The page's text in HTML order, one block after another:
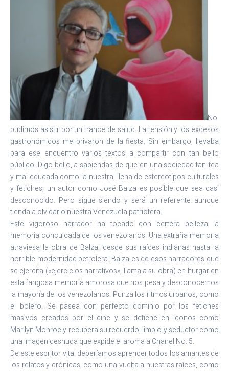
No
pudimos asistir por un trance de salud. La tensión y los excesos
gastronómicos me privaron de la fiesta. Sin embargo, llevaba
para ese encuentro varios textos a compartir con tan bello
público. Digo bello, a sabiendas de que en una sociedad tan fea
y mal educada como la nuestra, llena de estereotipos culturales
y fetiches, un autor como José Balza es posible que sea casi
desconocido. Pero sigue siendo y será un referente aunque
tienda a olvidarlo nuestra Venezuela patriotera.
Este vigoroso narrador ha tocado con certera belleza la
memoria conculcada de los venezolanos. Una extraña memoria
atraviesa la obra de Balza: desde sus raíces indianas hasta la
horrible modernidad petrolera. Balza es de esos narradores que
se ejercita («ejercicios narrativos», llama a su obra) en hurgar en
esta fangosa memoria amorosa que nos pesa y desconocemos
la mayoría de los venezolanos. Punza los ritmos urbanos, como
el bolero. Se pasea con perfecto dominio por los fetiches
masivos creados por el cine y se detiene en iconos como
Marilyn Monroe y recupera su recuerdo, limpio y seductor como
una imagen desnuda que expide el aroma a Chanel No. 5.
De este escritor vital deberíamos aprender todos los amantes de
los relatos y crónicas, como una vuelta a nuestras raíces, como